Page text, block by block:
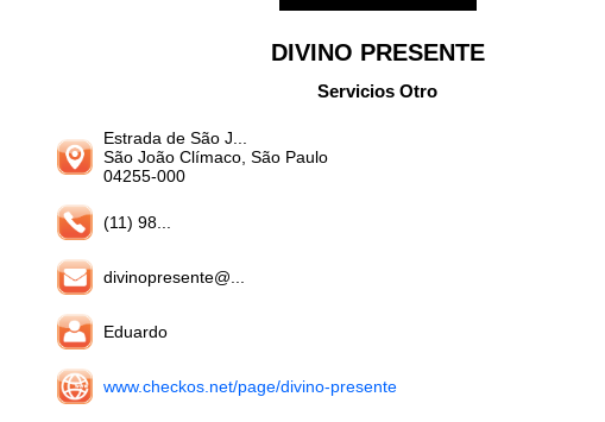
DIVINO PRESENTE
Servicios Otro
Estrada de São J...
São João Clímaco, São Paulo
04255-000
(11) 98...
divinopresente@...
Eduardo
www.checkos.net/page/divino-presente